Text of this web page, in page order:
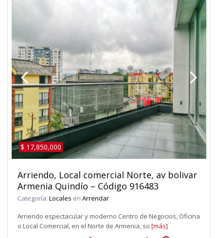
$ 17,850,000
Arriendo, Local comercial Norte, av bolivar
Armenia Quindío – Código 916483
Categoría: Locales en Arrendar
Arriendo espectacular y moderno Centro de Negocios, Oficina
o Local Comercial, en el Norte de Armenia, so [más]